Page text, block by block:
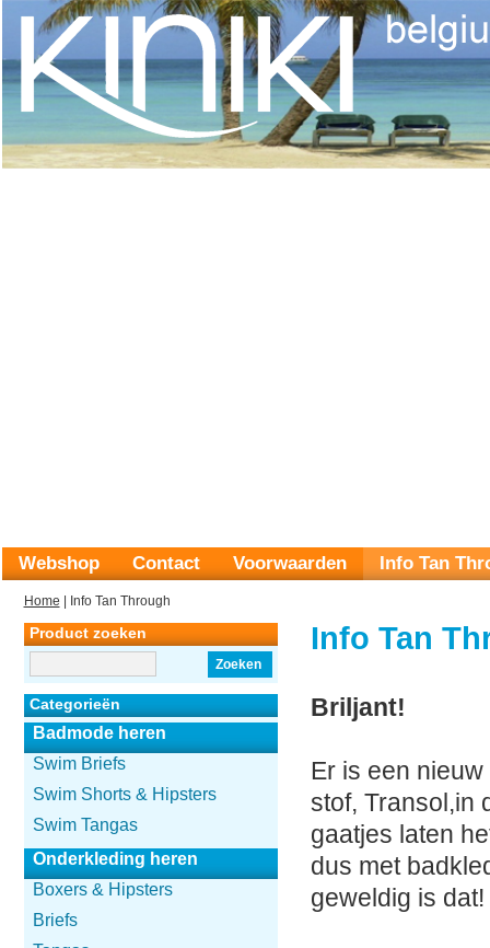
Webshop Contact Voorwaarden Info Tan
Home | Info Tan Through
Product zoeken
Zoeken
Categorieën
Badmode heren
Swim Briefs
Swim Shorts & Hipsters
Swim Tangas
Onderkleding heren
Boxers & Hipsters
Briefs
Info Tan
Briljant!
Er is een
stof, Transol,in
gaatjes laten
dus met
geweldig is dat!